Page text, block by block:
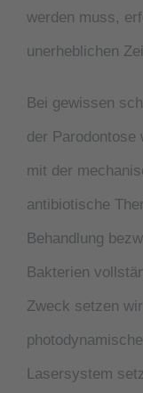
werden muss,
unerheblichen
Bei gewissen
der Parodontose
mit der
antibiotische
Behandlung
Bakterien
Zweck setzen
Lasersystem